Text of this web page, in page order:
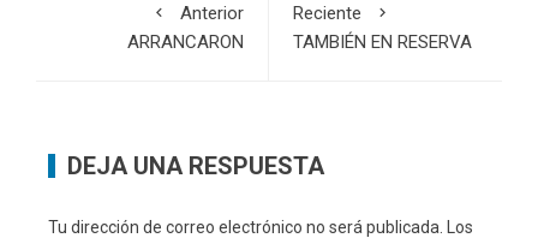
Anterior
ARRANCARON
Reciente
TAMBIÉN EN RESERVA
DEJA UNA RESPUESTA
Tu dirección de correo electrónico no será publicada. Los